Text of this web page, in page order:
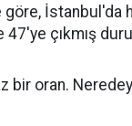
göre, İstanbul'da
çıkmış
bir oran.